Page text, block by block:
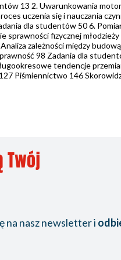
13 2. Uwarunkowania
uczenia się i nauczania
dla studentów 50 6.
sprawności fizycznej
zależności między
98 Zadania dla
tendencje
Piśmiennictwo 146
Twój
na nasz newsletter i